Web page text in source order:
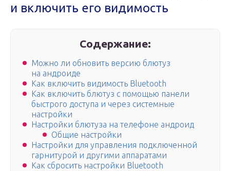
и включить его видимость
Содержание:
Можно ли обновить версию блютуз
на андроиде
Как включить видимость Bluetooth
Как включить блютуз с помощью панели
быстрого доступа и через системные
настройки
Настройки блютуза на телефоне андроид
Общие настройки
Настройки для управления подключенной
гарнитурой и другими аппаратами
Как сбросить настройки Bluetooth